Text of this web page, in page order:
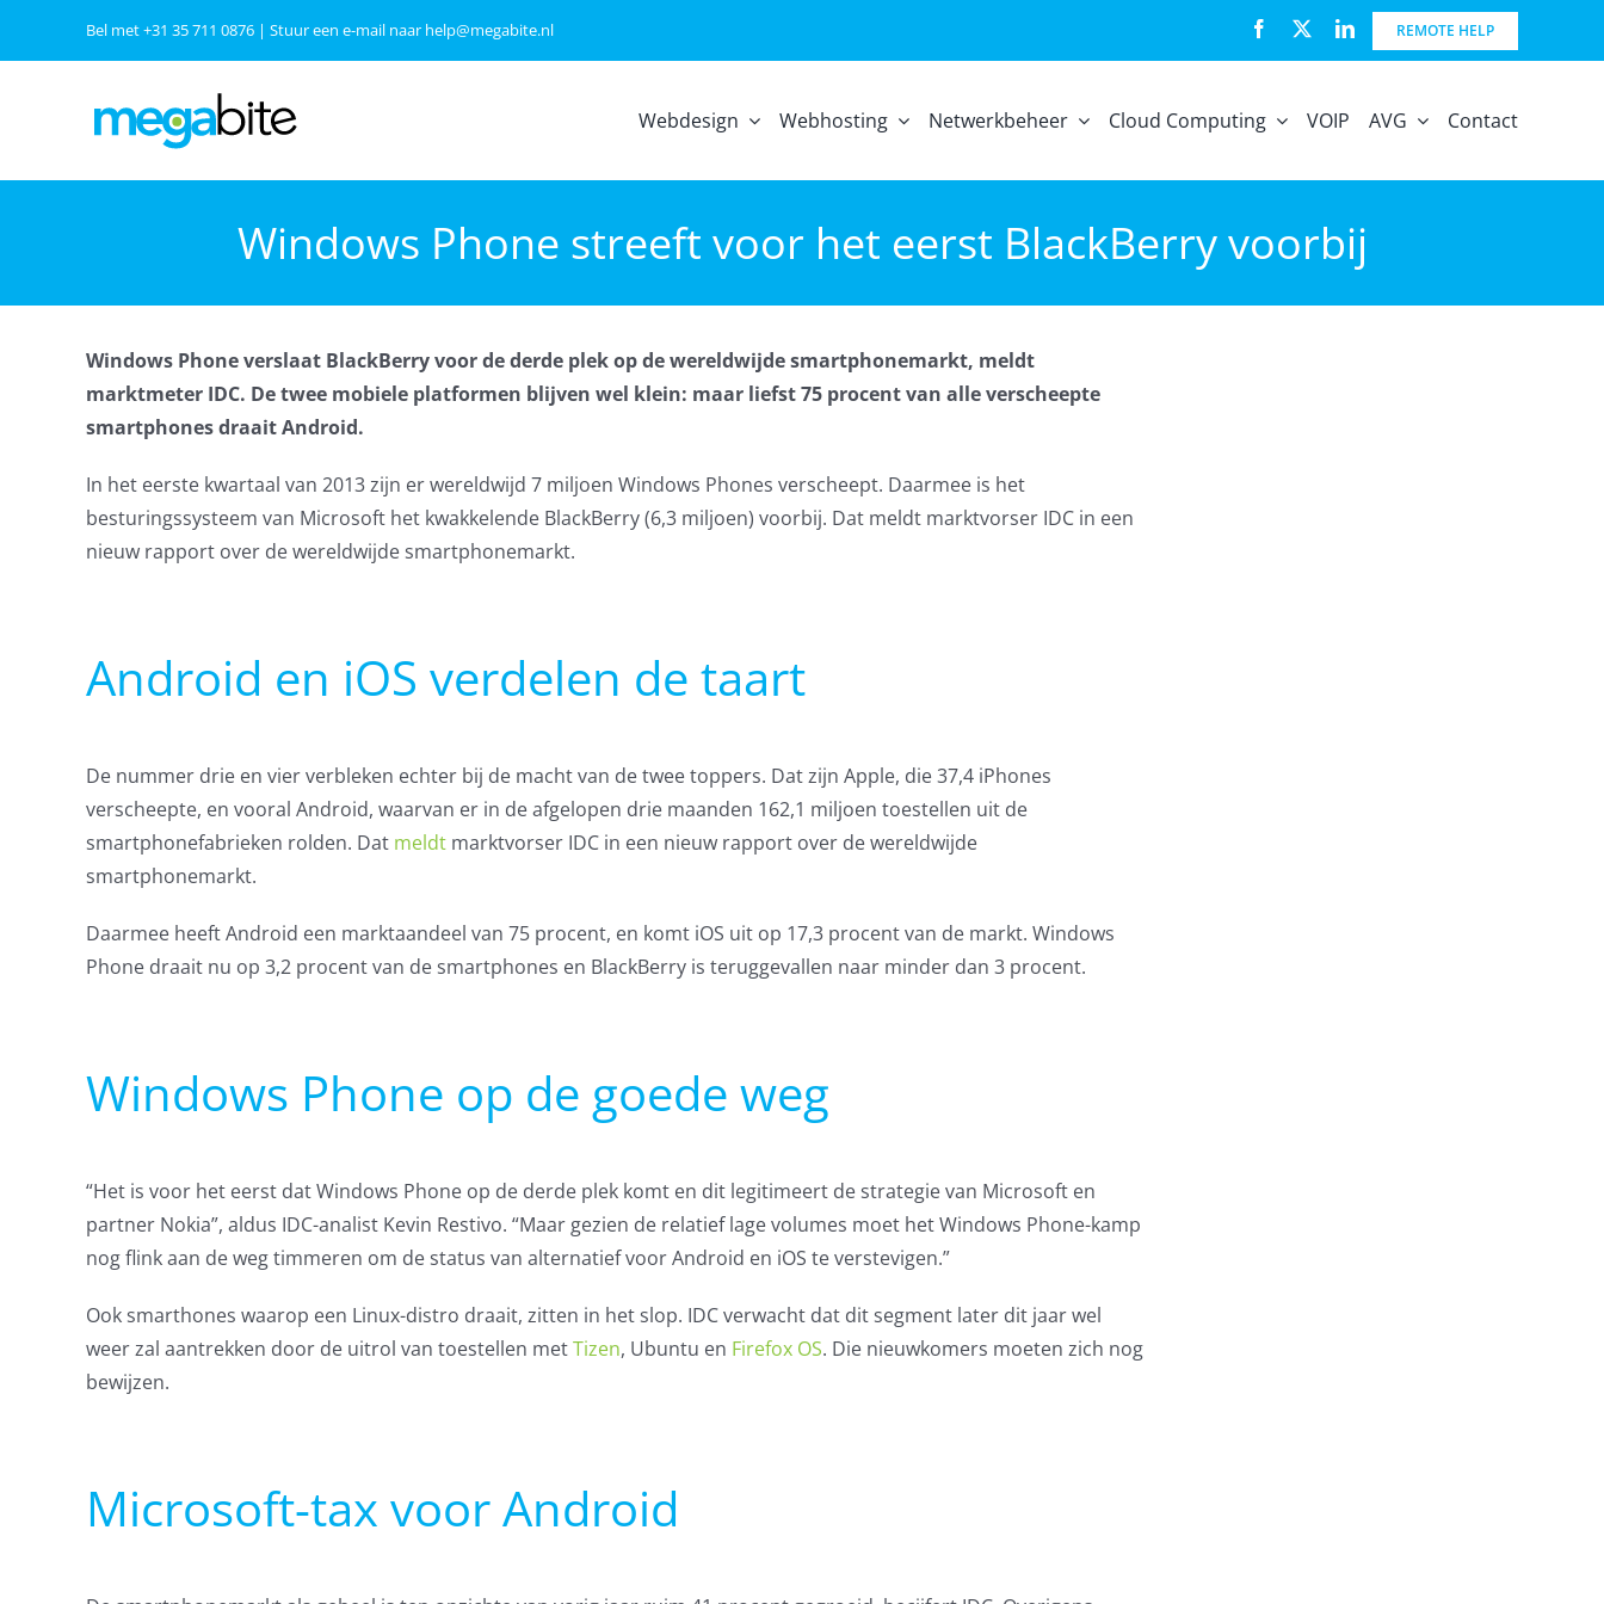
Bel met+31 35 711 0876| Stuur een e-mail naar help@megabite.nl REMOTE HELP
Webdesign Webhosting Netwerkbeheer Cloud Computing VOIP AVG Contact
Windows Phone streeft voor het eerst BlackBerry voorbij
Windows Phone verslaat BlackBerry voor de derde plek op de wereldwijde smartphonemarkt, meldt
marktmeter IDC. De twee mobiele platformen blijven wel klein: maar liefst 75 procent van alle verscheepte
smartphones draait Android.
In het eerste kwartaal van 2013 zijn er wereldwijd 7 miljoen Windows Phones verscheept. Daarmee is het
besturingssysteem van Microsoft het kwakkelende BlackBerry (6,3 miljoen) voorbij. Dat meldt marktvorser IDC in een
nieuw rapport over de wereldwijde smartphonemarkt.
Android en iOS verdelen de taart
De nummer drie en vier verbleken echter bij de macht van de twee toppers. Dat zijn Apple, die 37,4 iPhones
verscheepte, en vooral Android, waarvan er in de afgelopen drie maanden 162,1 miljoen toestellen uit de
smartphonefabrieken rolden. Dat meldtmarktvorser IDC in een nieuw rapport over de wereldwijde
smartphonemarkt.
Daarmee heeft Android een marktaandeel van 75 procent, en komt iOS uit op 17,3 procent van de markt. Windows
Phone draait nu op 3,2 procent van de smartphones en BlackBerry is teruggevallen naar minder dan 3 procent.
Windows Phone op de goede weg
“Het is voor het eerst dat Windows Phone op de derde plek komt en dit legitimeert de strategie van Microsoft en
partner Nokia”, aldus IDC-analist Kevin Restivo. “Maar gezien de relatief lage volumes moet het Windows Phone-kamp
nog flink aan de weg timmeren om de status van alternatief voor Android en iOS te verstevigen.”
Ook smarthones waarop een Linux-distro draait, zitten in het slop. IDC verwacht dat dit segment later dit jaar wel
weer zal aantrekken door de uitrol van toestellen metTizen, Ubuntu en Firefox OS. Die nieuwkomers moeten zich nog
bewijzen.
Microsoft-tax voor Android